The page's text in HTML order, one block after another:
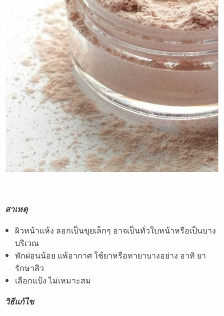
สาเหตุ
ผิวหน้าแห้ง ลอกเป็นขุยเล็กๆ อาจเป็นทั่วใบหน้าหรือเป็นบาง
บริเวณ
พักผ่อนน้อย แพ้อากาศ ใช้ยาหรือทายาบางอย่าง อาทิ ยา
รักษาสิว
เลือกแป้ง ไม่เหมาะสม
วิธีแก้ไข